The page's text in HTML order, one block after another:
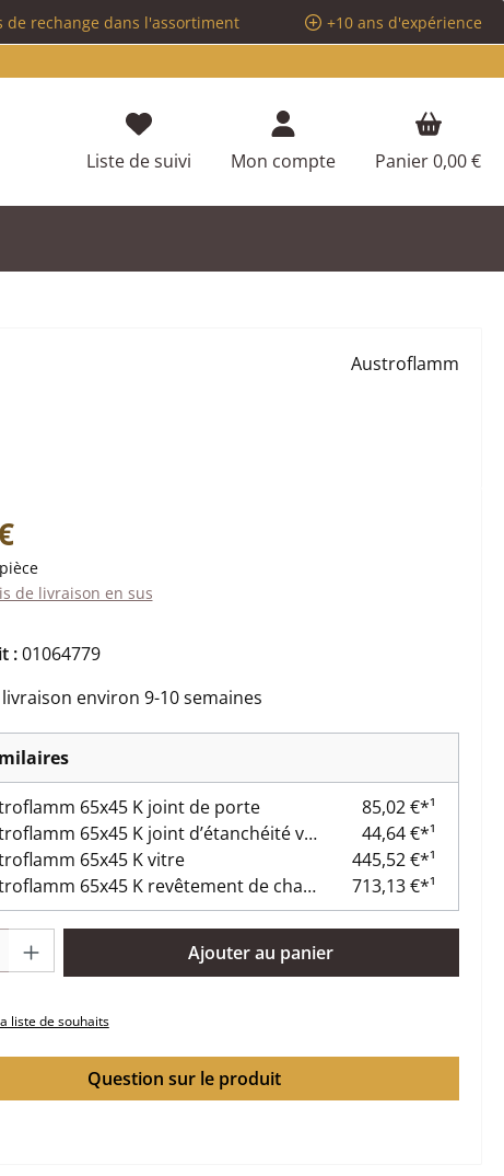
de rechange dans l'assortiment
+10 ans d'expérience
Liste de suivi Vous avez 0 articles dans votre liste
Mon compte Panier0,00 €
Austroflamm
:
de livraison en sus
:01064779
environ 9-10 semaines
65x45 K joint de porte
85,02 €*¹
Austroflamm 65x45 K joint d’étanchéité vitre
44,64 €*¹
65x45 K vitre
445,52 €*¹
Austroflamm 65x45 K revêtement de chambre de combustion
713,13 €*¹
produit : Entrez la quantité souhaitée ou utilisez les boutons pour
Ajouter au panier
liste de souhaits
Question sur le produit